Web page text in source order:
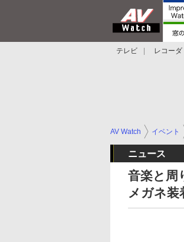
テレビ レコーダ
AV Watch イベント
ニュース
音楽と周
メガネ装